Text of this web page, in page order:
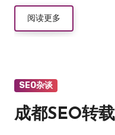
阅读更多
SEO杂谈
成都SEO转